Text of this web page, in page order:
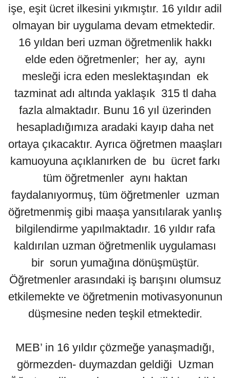
işe, eşit ücret ilkesini yıkmıştır. 16 yıldır adil
olmayan bir uygulama devam etmektedir.
16 yıldan beri uzman öğretmenlik hakkı
elde eden öğretmenler; her ay, aynı
mesleği icra eden meslektaşından ek
tazminat adı altında yaklaşık 315 tl daha
fazla almaktadır. Bunu 16 yıl üzerinden
hesapladığımıza aradaki kayıp daha net
ortaya çıkacaktır. Ayrıca öğretmen maaşları
kamuoyuna açıklanırken de bu ücret farkı
tüm öğretmenler aynı haktan
faydalanıyormuş, tüm öğretmenler uzman
öğretmenmiş gibi maaşa yansıtılarak yanlış
bilgilendirme yapılmaktadır. 16 yıldır rafa
kaldırılan uzman öğretmenlik uygulaması
bir sorun yumağına dönüşmüştür.
Öğretmenler arasındaki iş barışını olumsuz
etkilemekte ve öğretmenin motivasyonunun
düşmesine neden teşkil etmektedir.
MEB’ in 16 yıldır çözmeğe yanaşmadığı,
görmezden- duymazdan geldiği Uzman